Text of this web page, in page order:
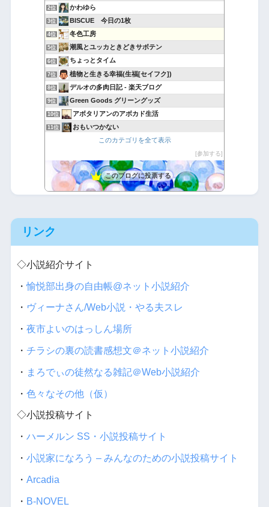
2位 かわゆら
3位 BISCUE 今日の1枚
4位 冬色工房
5位 潮風とユッカときどきサボテン
6位 ちょっとタイム
7位 植物と生きる幸福(生福[セイフク])
8位 デルオの多肉日記 - 楽天ブログ
9位 Green Goods グリーングッズ
10位 アボタリアンのアボカド生活
11位 おもいつかない
Yubisakino Jyunin
〜ほのぼのおうち時間〜手芸・園芸ライフ
14位 月にサボテン
15位 引きこもりセレブの毎日遺書
このカテゴリを全て表示
参加する
このブログに投票する
リンク
◇小説紹介サイト
・愉悦部出身の自由帳@ネット小説紹介
・ ヴィーナさん/Web小説・やる夫スレ
・ 夜市よいのはっしん場所
・ チラシの裏の読書感想文＠ネット小説紹介
・ まろでぃの徒然なる雑記＠Web小説紹介
・ 色々なその他（仮）
◇小説投稿サイト
・ ハーメルン SS・小説投稿サイト
・ 小説家になろう – みんなのための小説投稿サイト
・ Arcadia
・ B-NOVEL